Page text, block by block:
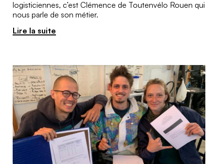
logisticiennes, c’est Clémence de Toutenvélo Rouen qui
nous parle de son métier.
Lire la suite